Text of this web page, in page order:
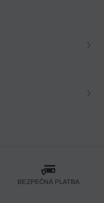
BEZPEČNÁ PLATBA